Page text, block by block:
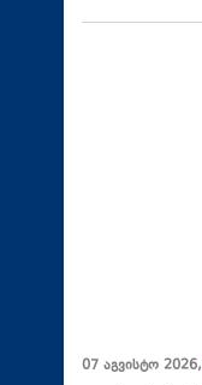
07 აგვისტო 2026,